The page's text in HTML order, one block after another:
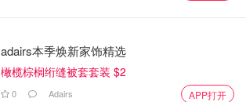
adairs本季焕新家饰精选
橄榄棕榈绗缝被套套装 $2
0 Adairs APP打开